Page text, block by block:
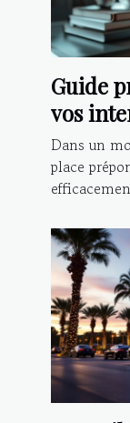
Guide
vos
chatbot
Dans un
place